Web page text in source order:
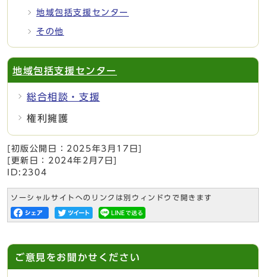
地域包括支援センター
その他
地域包括支援センター
総合相談・支援
権利擁護
[初版公開日： 2025年3月17日
[更新日： 2024年2月7日
ID:2304
ソーシャルサイトへのリンクは別ウィンドウで開きます
ご意見をお聞かせください